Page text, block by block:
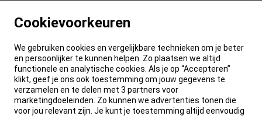
Cookievoorkeuren
We gebruiken cookies en vergelijkbare technieken om je beter
en persoonlijker te kunnen helpen. Zo plaatsen we altijd
functionele en analytische cookies. Als je op “Accepteren”
klikt, geef je ons ook toestemming om jouw gegevens te
verzamelen en te delen met 3 partners voor
marketingdoeleinden. Zo kunnen we advertenties tonen die
voor jou relevant zijn. Je kunt je toestemming altijd eenvoudig